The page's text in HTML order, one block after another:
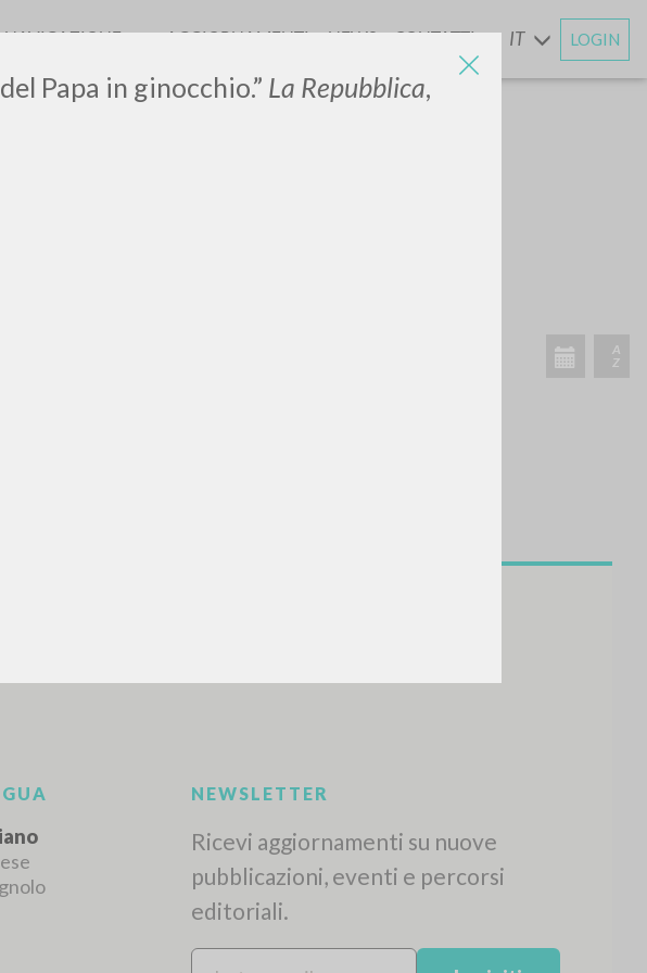
Papa in ginocchio.” La Repubblica,
AGGIORNAMENTIENEWS CONTATTI IT LOGIN
A
Z
NEWSLETTER
Ricevi aggiornamenti su nuove
pubblicazioni, eventi e percorsi
editoriali.